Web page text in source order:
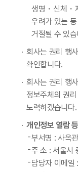
생명・신체・
우려가 있는
거절될 수 있
회사는 권리 행
확인합니다.
회사는 권리 행
정보주체의 권
노력하겠습니다.
개인정보 열람
부서명 : 사옥
주 소 : 서울시
담당자 이메